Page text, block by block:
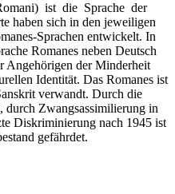
ist die Sprache der
haben sich in den jeweiligen
Sprachen entwickelt. In
Romanes neben Deutsch
Angehörigen der Minderheit
Identität. Das Romanes ist
verwandt. Durch die
durch Zwangsassimilierung in
Diskriminierung nach 1945 ist
gefährdet.